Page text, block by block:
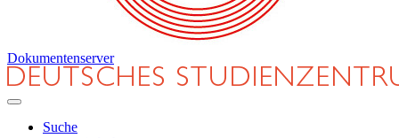
Dokumentenserver
Suche